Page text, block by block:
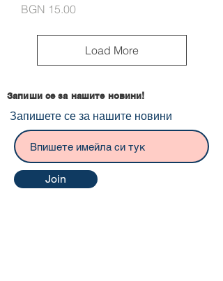
Price
BGN 15.00
Load More
Запиши се за нашите новини!
Запишете се за нашите новини
Join